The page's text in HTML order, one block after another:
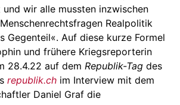
wir alle mussten inzwischen
Realpolitik
Gegenteil«. Auf diese kurze Formel
und frühere Kriegsreporterin
28.4.22 auf dem Republik-Tag des
republik.ch im Interview mit dem
Daniel Graf die